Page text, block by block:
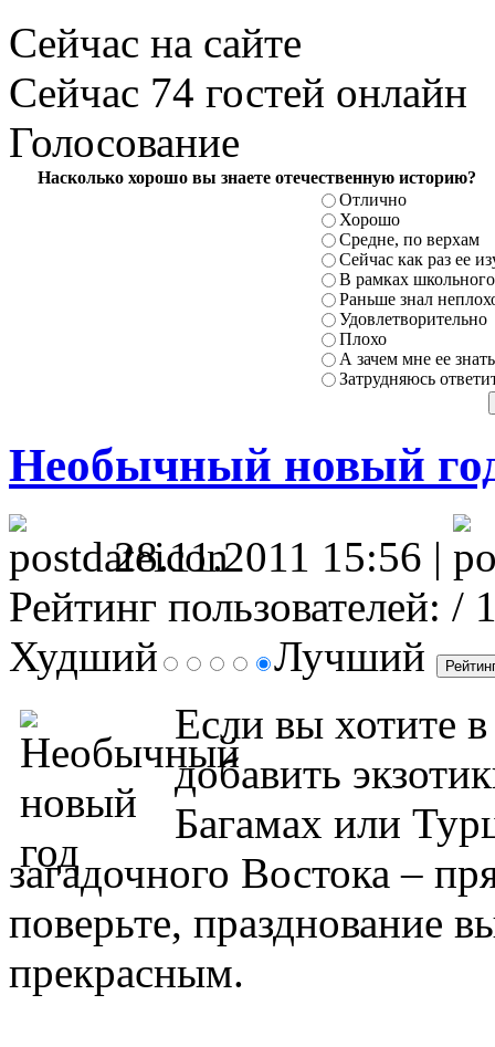
Сейчас на сайте
Сейчас 74 гостей онлайн
Голосование
Насколько хорошо вы знаете отечественную историю?
Отлично
Хорошо
Средне, по верхам
Сейчас как раз ее
В рамках
Раньше знал
Удовлетворительно
Плохо
А зачем мне ее
Затрудняюсь
Необычный новый
28.11.2011 15:56 |
Рейтинг пользователей: /
Худший
Лучший
Если вы хотите
добавить
Багамах или
загадочного Востока –
поверьте, празднование
прекрасным.